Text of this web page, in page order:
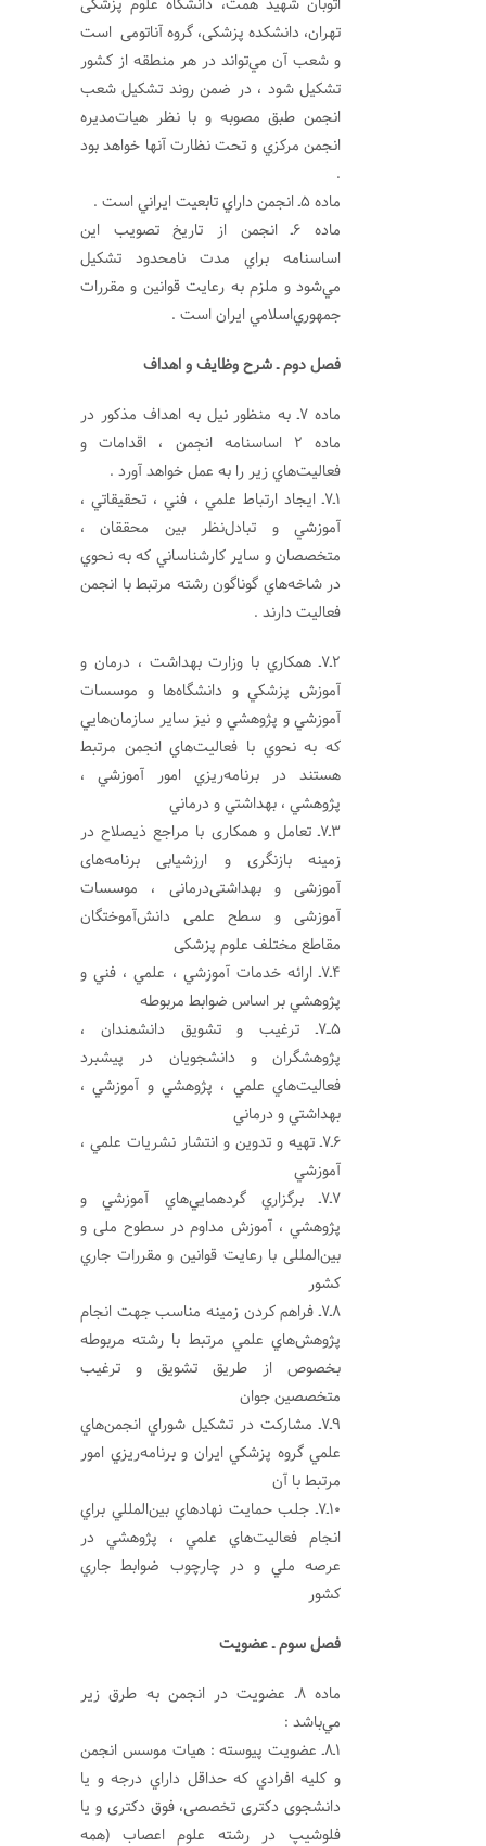
تهران، دانشکده پزشکی، گروه آناتومی است
و شعب آن مي‌تواند در هر منطقه از كشور
تشكيل شود ، در ضمن روند تشكيل شعب
انجمن طبق مصوبه و با نظر هيات‌مديره
انجمن مركزي و تحت نظارت آنها خواهد بود
.
ماده 5ـ انجمن داراي تابعيت ايراني است .
ماده 6ـ انجمن از تاريخ تصويب اين
اساسنامه براي مدت نامحدود تشكيل
مي‌شود و ملزم به رعايت قوانين و مقررات
جمهوري‌اسلامي ايران است .
فصل دوم ـ شرح وظايف و اهداف
ماده 7ـ به منظور نيل به اهداف مذكور در
ماده 2 اساسنامه انجمن ، اقدامات و
فعاليت‌هاي زير را به عمل خواهد آورد .
1ـ7ـ ايجاد ارتباط علمي ، فني ، تحقيقاتي ،
آموزشي و تبادل‌نظر بين محققان ،
متخصصان و ساير كارشناساني كه به نحوي
در شاخه‌هاي گوناگون رشته مرتبط با انجمن
فعالیت دارند .
2ـ7ـ همكاري با وزارت بهداشت ، درمان و
آموزش پزشكي و دانشگاه‌ها و موسسات
آموزشي و پژوهشي و نيز ساير سازمان‌هايي
كه به نحوي با فعاليت‌هاي انجمن مرتبط
هستند در برنامه‌ريزي امور آموزشي ،
پژوهشي ،‌ بهداشتي و درماني
3ـ7ـ تعامل و همکاری با مراجع ذیصلاح در
زمینه بازنگری و ارزشیابی برنامه‌های
آموزشی و بهداشتی‌درمانی ، موسسات
آموزشی و سطح علمی دانش‌آموختگان
مقاطع مختلف علوم پزشکی
4ـ7ـ ارائه خدمات آموزشي ، علمي ، فني و
پژوهشي بر اساس ضوابط مربوطه
5ــ7ـ ترغيب و تشويق دانشمندان ،‌
پژوهشگران و دانشجويان در پيشبرد
فعاليت‌هاي علمي ، پژوهشي و آموزشي ،
بهداشتي‌ و درماني
6ـ7ـ تهيه و تدوين و انتشار نشريات علمي ،
آموزشي
7ـ7ـ برگزاري گردهمايي‌هاي آموزشي و
پژوهشي ، آموزش مداوم در سطوح ملی و
بین‌المللی با رعايت قوانين و مقررات جاري
كشور
8ـ7ـ فراهم كردن زمينه مناسب جهت انجام
پژوهش‌هاي علمي مرتبط با رشته مربوطه
بخصوص از طريق تشويق و ترغيب
متخصصين جوان
9ـ7ـ مشاركت در تشكيل شوراي انجمن‌هاي
علمي گروه پزشكي ايران و برنامه‌ريزي امور
مرتبط با آن
10ـ7ـ جلب حمايت نهادهاي بين‌المللي براي
انجام فعاليت‌هاي علمي ، پژوهشي در
عرصه ملي و در چارچوب ضوابط جاري
كشور
فصل سوم ـ عضويت
ماده 8ـ عضويت در انجمن به طرق زير
مي‌‌باشد :
1ـ8ـ عضويت پيوسته : هيات موسس انجمن
و كليه افرادي كه حداقل داراي درجه و یا
دانشجوی دکتری تخصصی، فوق دکتری و یا
فلوشیپ در رشته علوم اعصاب (همه